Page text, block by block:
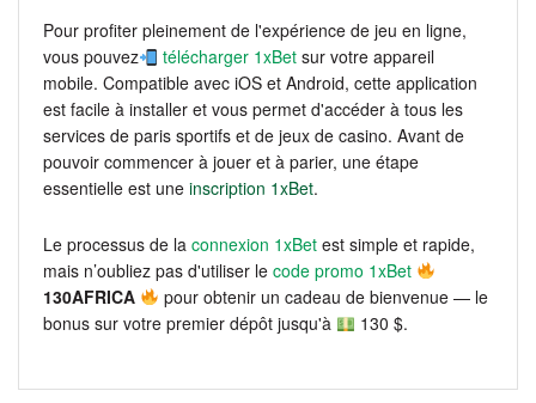
Pour profiter pleinement de l'expérience de jeu en ligne,
vous pouvez
télécharger 1xBet sur votre appareil
mobile. Compatible avec iOS et Android, cette application
est facile à installer et vous permet d'accéder à tous les
services de paris sportifs et de jeux de casino. Avant de
pouvoir commencer à jouer et à parier, une étape
essentielle est une inscription 1xBet.
Le processus de la connexion 1xBet est simple et rapide,
mais n’oubliez pas d'utiliser le code promo 1xBet
130AFRICA
pour obtenir un cadeau de bienvenue — le
bonus sur votre premier dépôt jusqu'à
130 $.